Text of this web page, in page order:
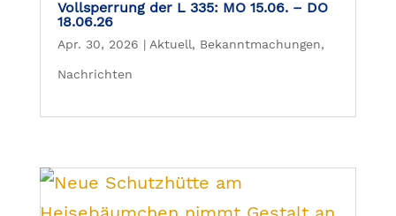
Vollsperrung der L 335: MO 15.06. – DO
18.06.26
Apr. 30, 2026 | Aktuell, Bekanntmachungen,
Nachrichten